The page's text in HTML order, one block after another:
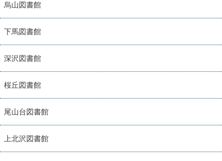
烏山図書館
下馬図書館
深沢図書館
桜丘図書館
尾山台図書館
上北沢図書館